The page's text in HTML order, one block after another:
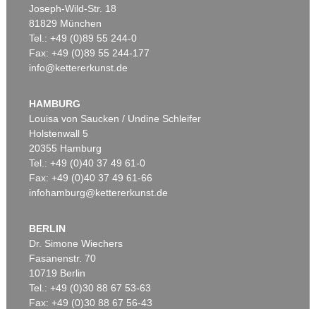
Auktion 479 - Lot 822
Ergebnis:€ 1.645.000
EMIL NOLDE
Rittersporn und Silberpappeln , 1929
Ergebnis:€ 1.165.000
Joseph-Wild-Str. 18
81829 München
Tel.: +49 (0)89 55 244-0
Fax: +49 (0)89 55 244-177
info@kettererkunst.de
HAMBURG
Louisa von Saucken / Undine Schleifer
Holstenwall 5
20355 Hamburg
Tel.: +49 (0)40 37 49 61-0
Fax: +49 (0)40 37 49 61-66
infohamburg@kettererkunst.de
BERLIN
Dr. Simone Wiechers
Fasanenstr. 70
10719 Berlin
Tel.: +49 (0)30 88 67 53-63
Fax: +49 (0)30 88 67 56-43